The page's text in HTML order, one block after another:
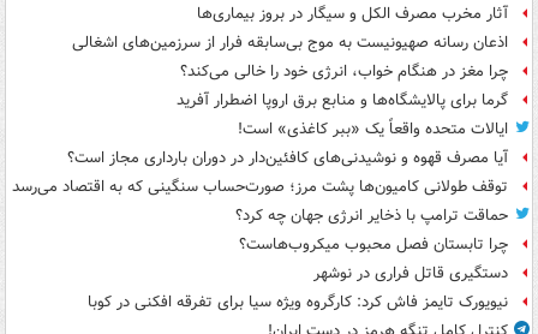
آثار مخرب مصرف الکل و سیگار در بروز بیماری‌ها
اذعان رسانه صهیونیست به موج بی‌سابقه فرار از سرزمین‌های اشغالی
چرا مغز در هنگام خواب، انرژی خود را خالی می‌کند؟
گرما برای پالایشگاه‌ها و منابع برق اروپا اضطرار آفرید
ایالات متحده واقعاً یک «ببر کاغذی» است!
آیا مصرف قهوه و نوشیدنی‌های کافئین‌دار در دوران بارداری مجاز است؟
توقف طولانی کامیون‌ها پشت مرز؛ صورت‌حساب سنگینی که به اقتصاد می‌رسد
حماقت ترامپ با ذخایر انرژی جهان چه کرد؟
چرا تابستان فصل محبوب میکروب‌هاست؟
دستگیری قاتل فراری در نوشهر
نیویورک تایمز فاش کرد: کارگروه ویژه سیا برای تفرقه افکنی در کوبا